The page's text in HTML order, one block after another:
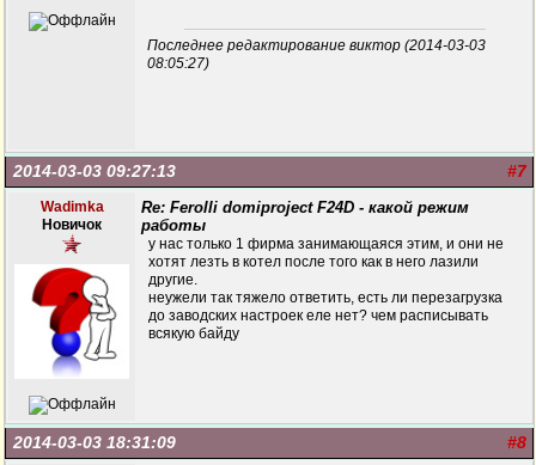
Последнее редактирование виктор (2014-03-03
08:05:27)
#7
2014-03-03 09:27:13
Wadimka
Новичок
Re: Ferolli domiproject F24D - какой режим
работы
у нас только 1 фирма занимающаяся этим, и они не
хотят лезть в котел после того как в него лазили
другие.
неужели так тяжело ответить, есть ли перезагрузка
до заводских настроек еле нет? чем расписывать
всякую байду
#8
2014-03-03 18:31:09